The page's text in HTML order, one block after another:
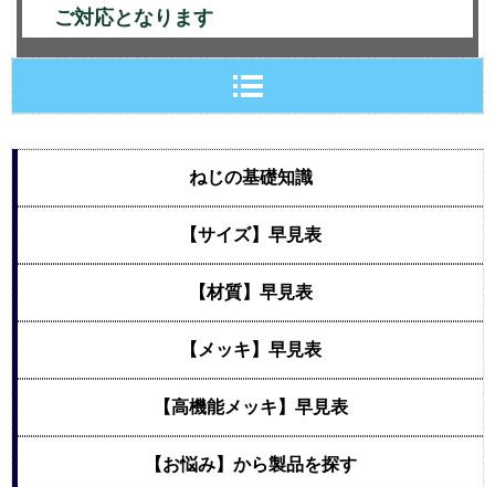
ご対応となります
ねじの基礎知識
【サイズ】早見表
【材質】早見表
【メッキ】早見表
【高機能メッキ】早見表
【お悩み】から製品を探す